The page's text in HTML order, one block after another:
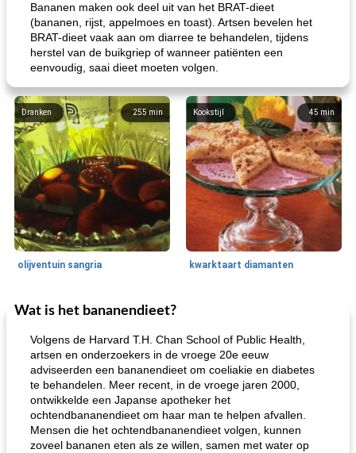
Bananen maken ook deel uit van het BRAT-dieet
(bananen, rijst, appelmoes en toast). Artsen bevelen het
BRAT-dieet vaak aan om diarree te behandelen, tijdens
herstel van de buikgriep of wanneer patiënten een
eenvoudig, saai dieet moeten volgen.
255min
Dranken
olijventuin sangria
45 min
Kookstijl
kwarktaart diamanten
65min
Feestdagen en evenementen
Wat is het bananendieet?
Volgens de Harvard T.H. Chan School of Public Health,
artsen en onderzoekers in de vroege 20e eeuw
adviseerden een bananendieet om coeliakie en diabetes
te behandelen. Meer recent, in de vroege jaren 2000,
ontwikkelde een Japanse apotheker het
ochtendbananendieet om haar man te helpen afvallen.
Mensen die het ochtendbananendieet volgen, kunnen
zoveel bananen eten als ze willen, samen met water op